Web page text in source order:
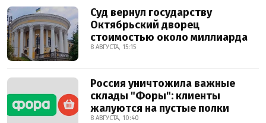
Суд вернул государству
Октябрьский дворец
стоимостью около миллиарда
8 АВГУСТА, 15:15
Россия уничтожила важные
склады "Форы": клиенты
жалуются на пустые полки
8 АВГУСТА, 10:40